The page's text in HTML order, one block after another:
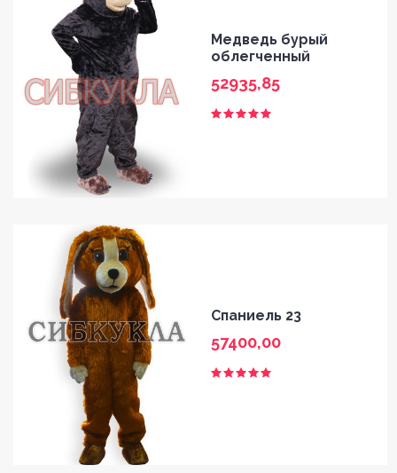
Медведь бурый
облегченный
52935,85
Спаниель 23
57400,00